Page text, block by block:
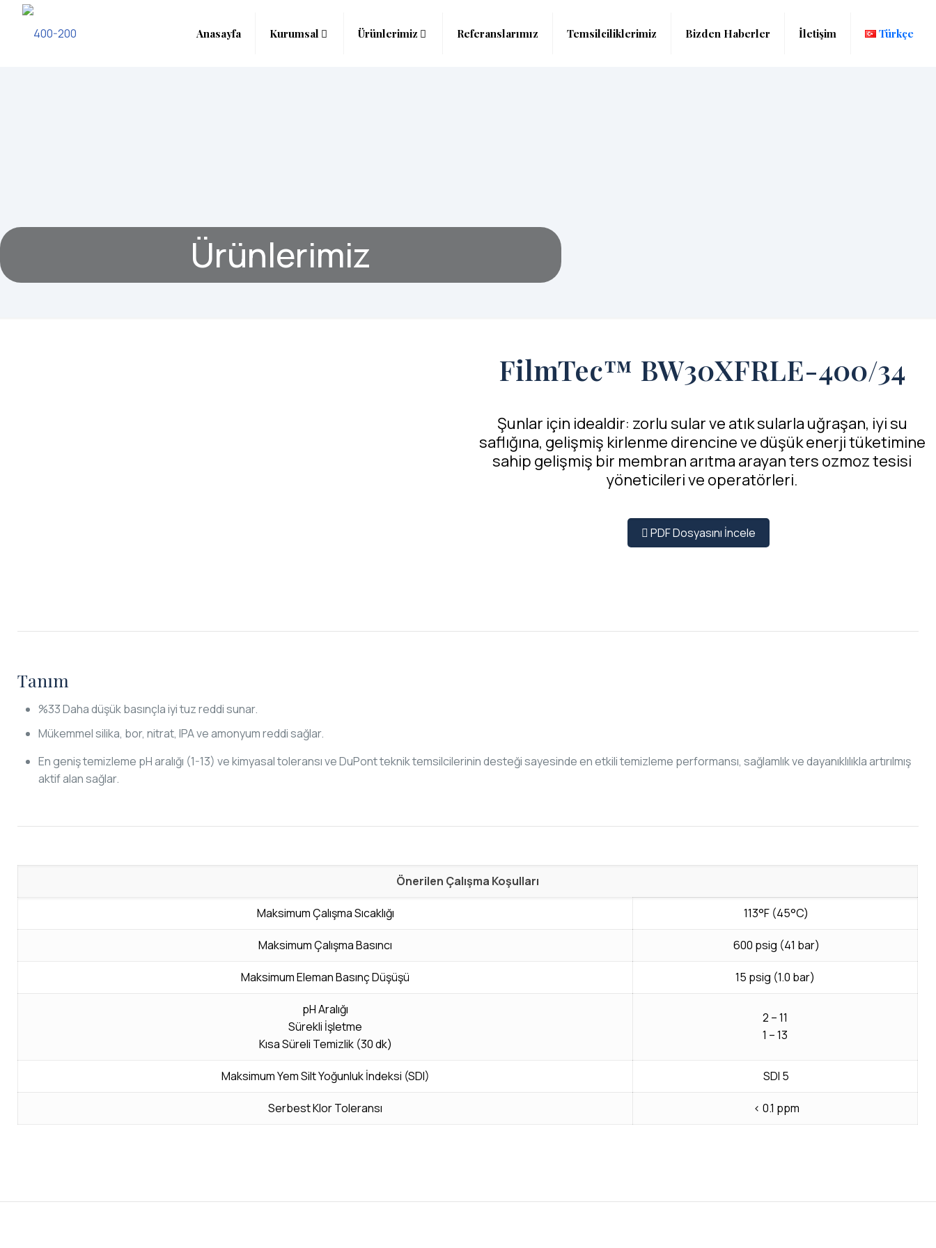
Anasayfa Kurumsal Ürünlerimiz Referanslarımız Temsilciliklerimiz Bizden Haberler İletişim Türkçe
Ürünlerimiz
FilmTec™ BW30XFRLE-400/34
Şunlar için idealdir: zorlu sular ve atık sularla uğraşan, iyi su
saflığına, gelişmiş kirlenme direncine ve düşük enerji tüketimine
sahip gelişmiş bir membran arıtma arayan ters ozmoz tesisi
yöneticileri ve operatörleri.
PDF Dosyasını İncele
Tanım
%33 Daha düşük basınçla iyi tuz reddi sunar.
Mükemmel silika, bor, nitrat, IPA ve amonyum reddi sağlar.
En geniş temizleme pH aralığı (1-13) ve kimyasal toleransı ve DuPont teknik temsilcilerinin desteği sayesinde en etkili temizleme performansı, sağlamlık ve dayanıklılıkla artırılmış
aktif alan sağlar.
Önerilen Çalışma Koşulları
Maksimum Çalışma Sıcaklığı 113°F (45°C)
Maksimum Çalışma Basıncı 600 psig (41 bar)
Maksimum Eleman Basınç Düşüşü 15 psig (1.0 bar)
pH Aralığı
Sürekli İşletme
Kısa Süreli Temizlik (30 dk)
2 – 11
1 – 13
Maksimum Yem Silt Yoğunluk İndeksi (SDI) SDI 5
Serbest Klor Toleransı < 0.1 ppm